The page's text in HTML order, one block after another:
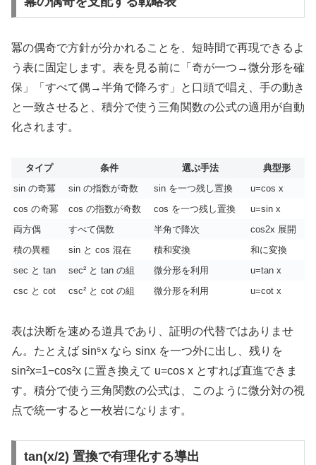
冪の偶奇で方針が分かれることを、短時間で再現できるよ
う表に固定します。表を見る前に「奇が一つ→微分形を確
保」「すべて偶→半角で降ろす」と口頭で唱え、手の動き
と一致させると、積分で使う三角関数の公式の適用が自動
化されます。
タイプ 条件 選ぶ手法
典型形
sin の奇冪
sin の指数が奇数 sin を一つ残し置換
u=cos x
cos の奇冪
cos の指数が奇数 cos を一つ残し置換
u=sin x
両方偶
すべて偶数 半角で降次
cos2x 展開
積の異種
sin と cos 混在 積和変換
和に変換
sec と tan
sec² と tan の組 微分形を利用
u=tan x
csc と cot
csc² と cot の組 微分形を利用 u=cot x
表は決断を速める道具であり、証明の代替ではありませ
ん。たとえば sin⁵x なら sinx を一つ外に出し、残りを
sin²x=1−cos²x に置き換えて u=cos x とすれば直進できま
す。積分で使う三角関数の公式は、このように微分対の視
点で統一すると一枚岩になります。
tan(x/2) 置換で有理化する導出